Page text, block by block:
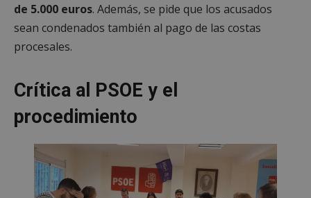
de 5.000 euros. Además, se pide que los acusados
sean condenados también al pago de las costas
procesales.
Crítica al PSOE y el
procedimiento